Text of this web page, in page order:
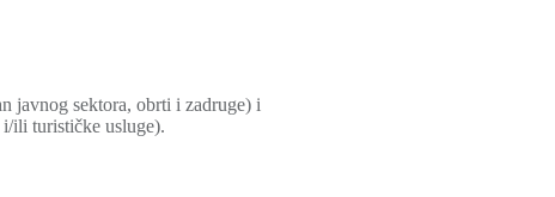
javnog sektora, obrti i zadruge) i
ili turističke usluge).